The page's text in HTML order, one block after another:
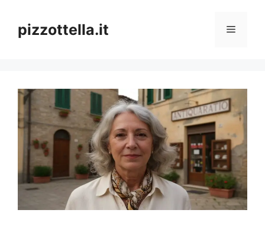
contenuto
pizzottella.it Menu